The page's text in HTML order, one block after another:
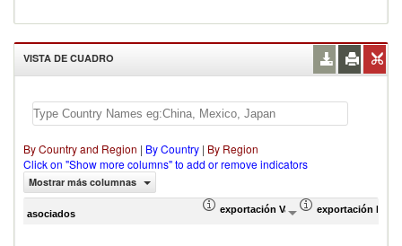
VISTA DE CUADRO
By Country and Region | By Country | By Region
Click on "Show more columns" to add or remove indicators
Mostrar más columnas
asociados exportación Valor del comercio (en
exportación